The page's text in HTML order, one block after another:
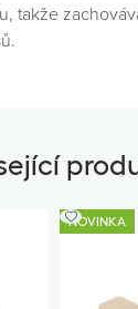
takže
NOVINKA